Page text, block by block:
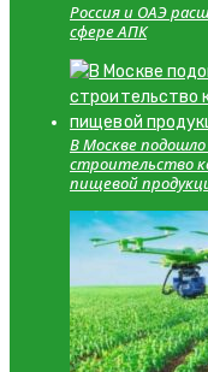
Россия и ОАЭ
сфере АПК
В Москве подошло
строительство
пищевой